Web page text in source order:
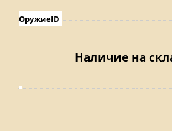
ОружиеID
Наличие на